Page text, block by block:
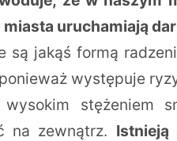
uruchamiają
są jakąś formą
występuje
stężeniem
na zewnątrz. Istnieją